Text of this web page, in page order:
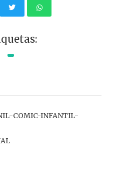
COMIC-INFANTIL-